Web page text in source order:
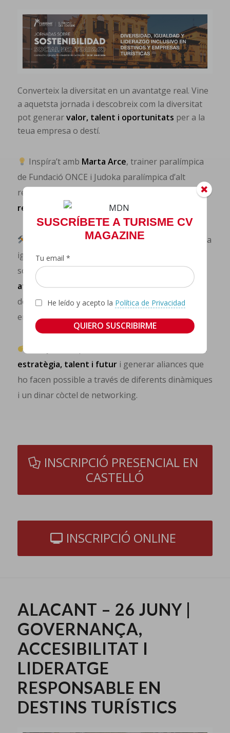
SUSCRÍBETE A TURISME CV
MAGAZINE
Tu email *
He leído y acepto la Política de Privacidad
Converteix la diversitat en un avantatge real. Vine
a aquetsta jornada i descobreix com la diversitat
pot generarvalor, talent i oportunitats per a la
teua empresa o destí.
Inspíra’t amb Marta Arce, trainer paralímpica
de Fundació ONCE i Judoka paralímpica d’alt
rendiment, i descobreix com la
resiliència també construeixen lideratge.
Passa de les idees a l’acció: aprendre a aplicar la
igualtat de forma pràctica amb la taula rodona
sobre “Pymes, destins i talent divers: com
aterrar la igualtat”i participa en un taller per a
descobrir com aplicar la inclusió en la teua
empresa,
Una jornada per a transformar la diversitat en
estratègia, talent i futur i generar aliances que
ho facen possible a través de diferents dinàmiques
i un dinar còctel de networking.
INSCRIPCIÓ PRESENCIAL EN
CASTELLÓ
INSCRIPCIÓ ONLINE
ALACANT – 26 JUNY |
GOVERNANÇA,
ACCESIBILITAT I
LIDERATGE
RESPONSABLE EN
DESTINS TURÍSTICS